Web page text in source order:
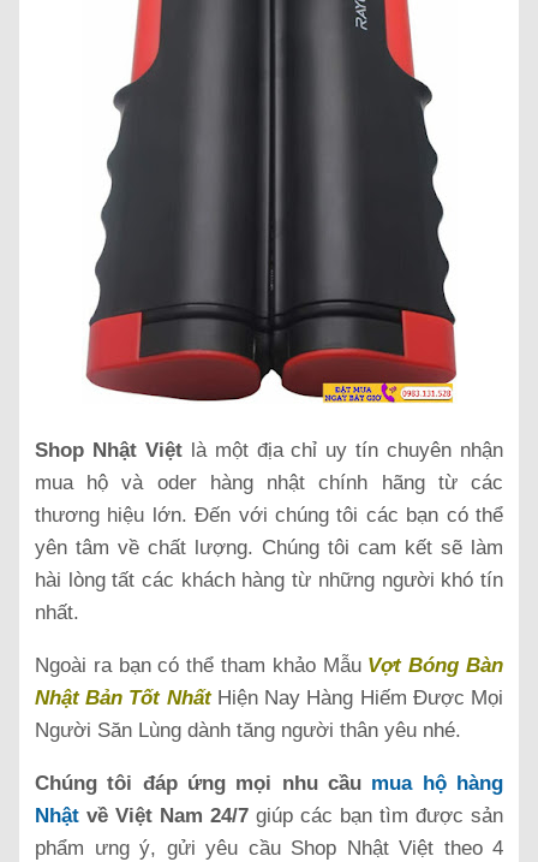
Shop Nhật Việtlà một địa chỉ uy tín chuyên nhận
mua hộ và oder hàng nhật chính hãng từ các
thương hiệu lớn. Đến với chúng tôi các bạn có thể
yên tâm về chất lượng. Chúng tôi cam kết sẽ làm
hài lòng tất các khách hàng từ những người khó tín
nhất.
Ngoài ra bạn có thể tham khảo Mẫu Vợt Bóng Bàn
Nhật Bản Tốt NhấtHiện Nay Hàng Hiếm Được Mọi
Người Săn Lùng dành tăng người thân yêu nhé.
Chúng tôi đáp ứng mọi nhu cầu mua hộ hàng
Nhật về Việt Nam 24/7 giúp các bạn tìm được sản
phẩm ưng ý, gửi yêu cầu Shop Nhật Việt theo 4